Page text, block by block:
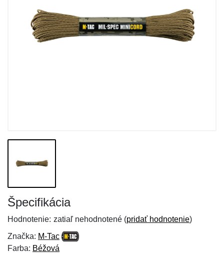
Špecifikácia
Hodnotenie: zatiaľ nehodnotené (pridať hodnotenie)
Značka: M-Tac
Farba: Béžová